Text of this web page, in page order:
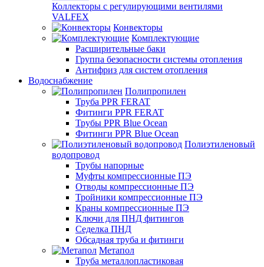
Коллекторы с регулирующими вентилями
VALFEX
Конвекторы
Комплектующие
Расширительные баки
Группа безопасности системы отопления
Антифриз для систем отопления
Водоснабжение
Полипропилен
Труба PPR FERAT
Фитинги PPR FERAT
Трубы PPR Blue Ocean
Фитинги PPR Blue Ocean
Полиэтиленовый
водопровод
Трубы напорные
Муфты компрессионные ПЭ
Отводы компрессионные ПЭ
Тройники компрессионные ПЭ
Краны компрессионные ПЭ
Ключи для ПНД фитингов
Седелка ПНД
Обсадная труба и фитинги
Метапол
Труба металлопластиковая